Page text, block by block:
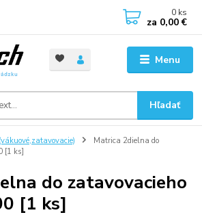
Menu
Hľadať
0 ks
za 0,00 €
Matrica 2dielna do
[1 ks]
do zatavovacieho
[1 ks]